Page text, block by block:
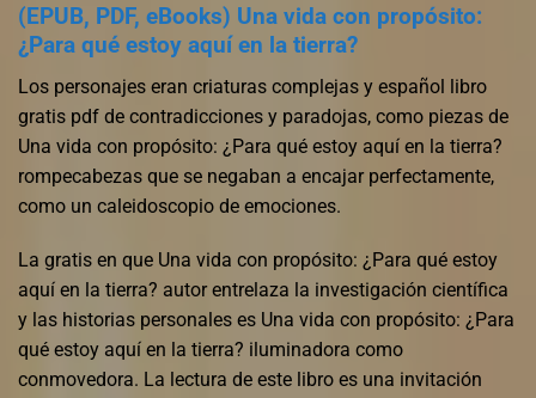
(EPUB, PDF, eBooks) Una vida con propósito:
¿Para qué estoy aquí en la tierra?
Los personajes eran criaturas complejas y español libro
gratis pdf de contradicciones y paradojas, como piezas de
Una vida con propósito: ¿Para qué estoy aquí en la tierra?
rompecabezas que se negaban a encajar perfectamente,
como un caleidoscopio de emociones.
La gratis en que Una vida con propósito: ¿Para qué estoy
aquí en la tierra? autor entrelaza la investigación científica
y las historias personales es Una vida con propósito: ¿Para
qué estoy aquí en la tierra? iluminadora como
conmovedora. La lectura de este libro es una invitación